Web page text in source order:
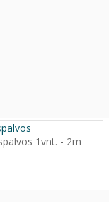
1vnt. - 2m